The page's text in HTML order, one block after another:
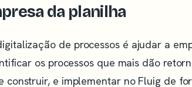
da planilha
de processos é ajudar a
os processos que mais dão
construir, e implementar no Fluig de